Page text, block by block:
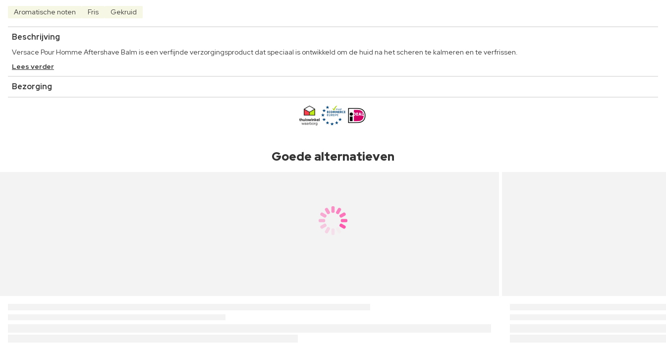
Aromatische noten Fris Gekruid
Beschrijving
Versace Pour Homme Aftershave Balm is een verfijnde verzorgingsproduct dat speciaal is ontwikkeld om de huid na het scheren te kalmeren en te verfrissen.
Lees verder
Bezorging
Goede alternatieven